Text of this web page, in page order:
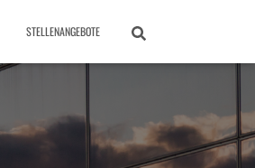
STELLENANGEBOTE